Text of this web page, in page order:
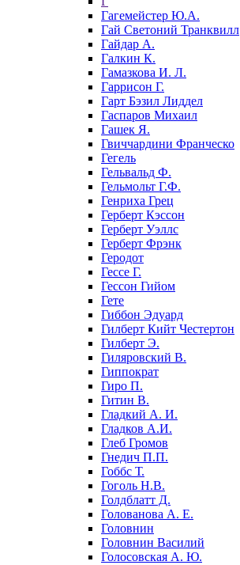
Гагемейстер Ю.А.
Гай Светоний Транквилл
Гайдар А.
Галкин К.
Гамазкова И. Л.
Гаррисон Г.
Гарт Бэзил Лиддел
Гаспаров Михаил
Гашек Я.
Гвиччардини Франческо
Гегель
Гельвальд Ф.
Гельмольт Г.Ф.
Генриха Грец
Герберт Кэссон
Герберт Уэллс
Герберт Фрэнк
Геродот
Гессе Г.
Гессон Гийом
Гете
Гиббон Эдуард
Гилберт Кийт Честертон
Гилберт Э.
Гиляровский В.
Гиппократ
Гиро П.
Гитин В.
Гладкий А. И.
Гладков А.И.
Глеб Громов
Гнедич П.П.
Гоббс Т.
Гоголь Н.В.
Голдблатт Д.
Голованова А. Е.
Головнин
Головнин Василий
Голосовская А. Ю.